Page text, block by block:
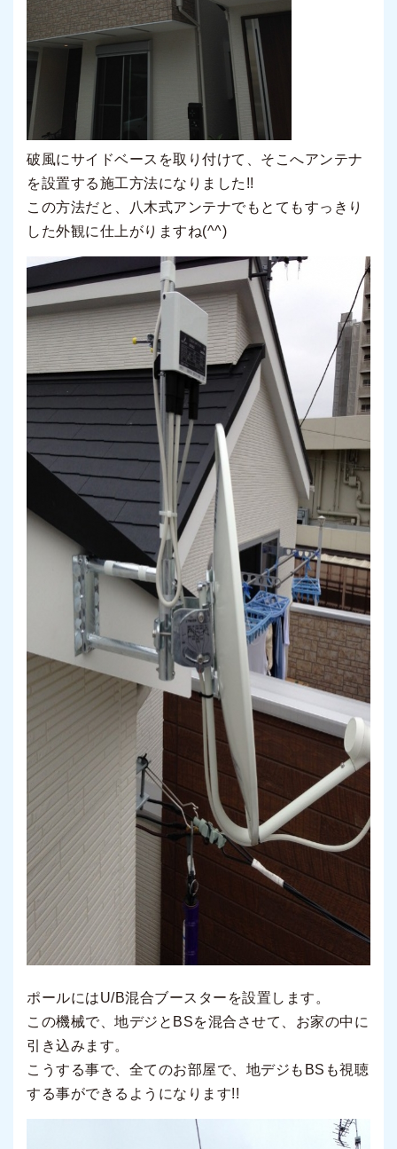
破風にサイドベースを取り付けて、そこへアンテナ
を設置する施工方法になりました!!
この方法だと、八木式アンテナでもとてもすっきり
した外観に仕上がりますね(^^)
ポールにはU/B混合ブースターを設置します。
この機械で、地デジとBSを混合させて、お家の中に
引き込みます。
こうする事で、全てのお部屋で、地デジもBSも視聴
する事ができるようになります!!